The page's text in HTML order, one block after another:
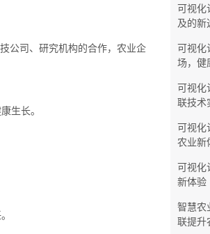
公司、研究机构的合作，农业企
生长。
可视化
及的新
可视化
场，健
可视化
联技术
可视化
农业新
可视化
新体验
智慧农
联提升